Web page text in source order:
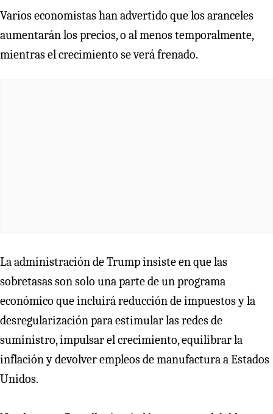
Varios economistas han advertido que los aranceles
aumentarán los precios, o al menos temporalmente,
mientras el crecimiento se verá frenado.
La administración de Trump insiste en que las
sobretasas son solo una parte de un programa
económico que incluirá reducción de impuestos y la
desregularización para estimular las redes de
suministro, impulsar el crecimiento, equilibrar la
inflación y devolver empleos de manufactura a Estados
Unidos.